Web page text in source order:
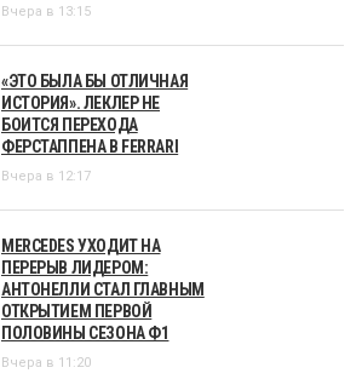
Вчера в 13:15
«ЭТО БЫЛА БЫ ОТЛИЧНАЯ
ИСТОРИЯ». ЛЕКЛЕР НЕ
БОИТСЯ ПЕРЕХОДА
ФЕРСТАППЕНА В FERRARI
Вчера в 12:17
MERCEDES УХОДИТ НА
ПЕРЕРЫВ ЛИДЕРОМ:
АНТОНЕЛЛИ СТАЛ ГЛАВНЫМ
ОТКРЫТИЕМ ПЕРВОЙ
ПОЛОВИНЫ СЕЗОНА Ф1
Вчера в 11:20